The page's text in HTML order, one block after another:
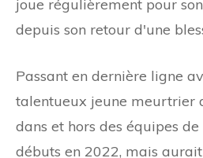
joue régulièrement pour
depuis son retour d'une
Passant en dernière ligne
talentueux jeune meurtrier
dans et hors des équipes
débuts en 2022, mais